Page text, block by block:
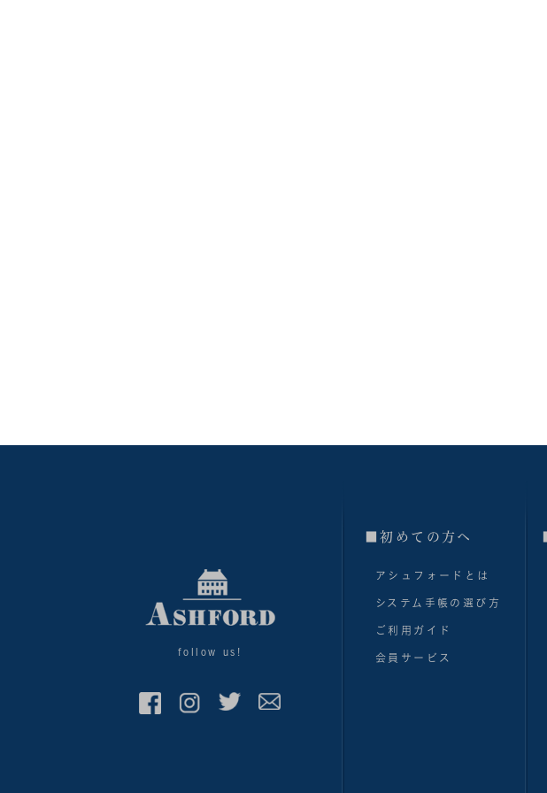
follow us!
■初めての方へ
アシュフォードとは
システム手帳の選び方
ご利用ガイド
会員サービス